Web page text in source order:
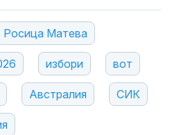
Росица Матева
избори вот
Австралия СИК